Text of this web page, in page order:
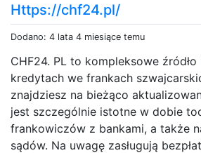
Https://chf24.pl/
Dodano: 4 lata 4 miesiące temu
CHF24. PL to kompleksowe
kredytach we frankach
znajdziesz na bieżąco
jest szczególnie istotne w dobie
frankowiczów z bankami, a także
sądów. Na uwagę zasługują